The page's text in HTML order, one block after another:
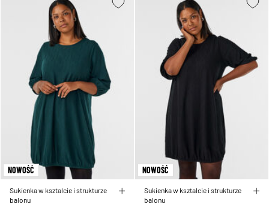
NOWOŚĆ
Sukienka w ksztalcie i strukturze
balonu
NOWOŚĆ
Sukienka w ksztalcie i strukturze
balonu